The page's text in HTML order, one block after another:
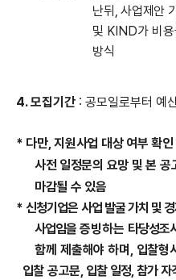
난뒤, 사업제안
및 KIND가 비
방식
4.모집기간 : 공모일로부터 예
* 다만, 지원사업 대상 여부 확
사전 일정문의 요망 및 본 공
마감될 수 있음
*신청기업은 사업 발굴 가치 및
사업임을 증빙하는 타당성조
함께 제출해야 하며, 입찰형
입찰공고문, 입찰 일정, 참가 자